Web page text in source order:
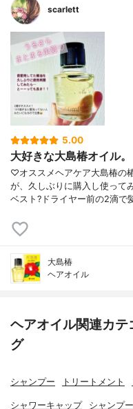
scarlett
5.00
大好きな大島椿オイル。
♡オススメヘアケア大島椿の
が、久しぶりに購入し使って
ベスト?ドライヤー前の2滴で
大島椿
ヘアオイル
ヘアオイル関連カ
グ
シャンプー トリートメント
シャワーキャップ シャンプ